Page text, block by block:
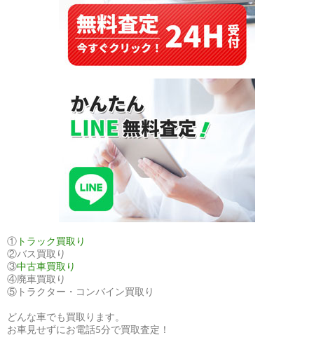
（203061）
を
ド
イ
へ
輸
① トラック買取り
②バス買取り
③中古車買取り
④廃車買取り
⑤トラクター・コンバイン買取り
どんな車でも買取ります。
お車見せずにお電話5分で買取査定！